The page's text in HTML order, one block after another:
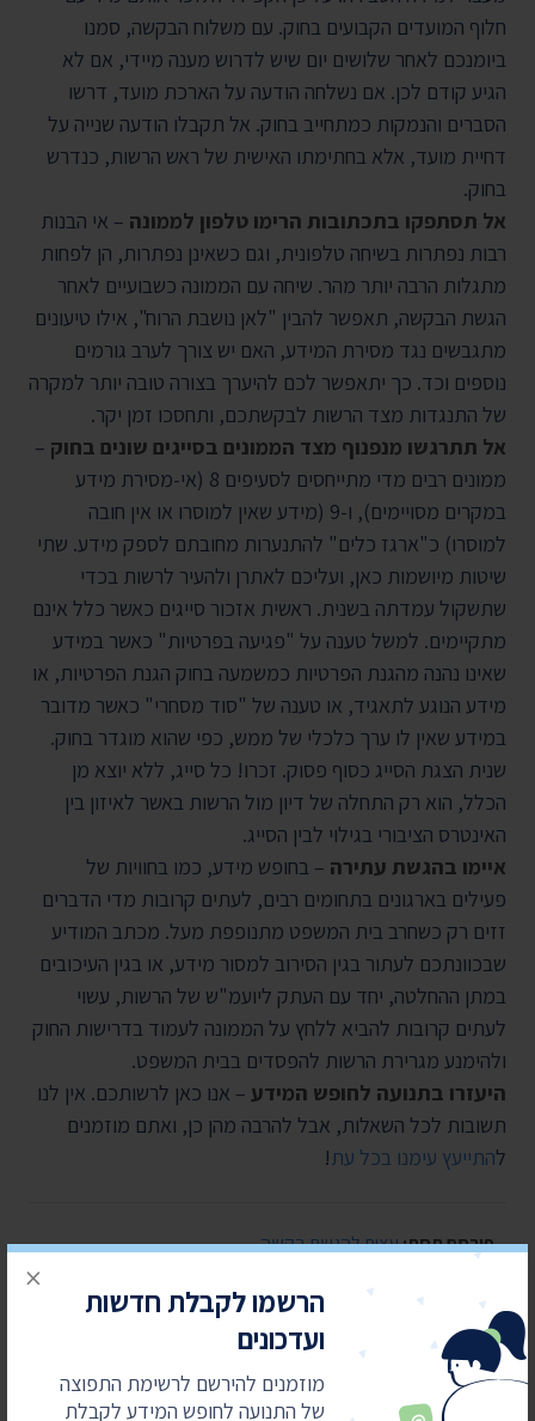
הרשמו לקבלת חדשות
ועדכונים
מוזמנים להירשם לרשימת התפוצה
של התנועה לחופש המידע לקבלת
×
חלוף המועדים הקבועים בחוק. עם משלוח הבקשה, סמנו
ביומנכם לאחר שלושים יום שיש לדרוש מענה מיידי, אם לא
הגיע קודם לכן. אם נשלחה הודעה על הארכת מועד, דרשו
הסברים והנמקות כמתחייב בחוק. אל תקבלו הודעה שנייה על
דחיית מועד, אלא בחתימתו האישית של ראש הרשות, כנדרש
בחוק.
אל תסתפקו בתכתובות הרימו טלפון לממונה – אי הבנות
רבות נפתרות בשיחה טלפונית, וגם כשאינן נפתרות, הן לפחות
מתגלות הרבה יותר מהר. שיחה עם הממונה כשבועיים לאחר
הגשת הבקשה, תאפשר להבין "לאן נושבת הרוח", אילו טיעונים
מתגבשים נגד מסירת המידע, האם יש צורך לערב גורמים
נוספים וכד. כך יתאפשר לכם להיערך בצורה טובה יותר למקרה
של התנגדות מצד הרשות לבקשתכם, ותחסכו זמן יקר.
אל תתרגשו מנפנוף מצד הממונים בסייגים שונים בחוק –
ממונים רבים מדי מתייחסים לסעיפים 8 (אי-מסירת מידע
במקרים מסויימים), ו-9 (מידע שאין למוסרו או אין חובה
למוסרו) כ"ארגז כלים" להתנערות מחובתם לספק מידע. שתי
שיטות מיושמות כאן, ועליכם לאתרן ולהעיר לרשות בכדי
שתשקול עמדתה בשנית. ראשית אזכור סייגים כאשר כלל אינם
מתקיימים. למשל טענה על "פגיעה בפרטיות" כאשר במידע
שאינו נהנה מהגנת הפרטיות כמשמעה בחוק הגנת הפרטיות, או
מידע הנוגע לתאגיד, או טענה של "סוד מסחרי" כאשר מדובר
במידע שאין לו ערך כלכלי של ממש, כפי שהוא מוגדר בחוק.
שנית הצגת הסייג כסוף פסוק. זכרו! כל סייג, ללא יוצא מן
הכלל, הוא רק התחלה של דיון מול הרשות באשר לאיזון בין
האינטרס הציבורי בגילוי לבין הסייג.
איימו בהגשת עתירה – בחופש מידע, כמו בחוויות של
פעילים בארגונים בתחומים רבים, לעתים קרובות מדי הדברים
זזים רק כשחרב בית המשפט מתנופפת מעל. מכתב המודיע
שבכוונתכם לעתור בגין הסירוב למסור מידע, או בגין העיכובים
במתן ההחלטה, יחד עם העתק ליועמ"ש של הרשות, עשוי
לעתים קרובות להביא ללחץ על הממונה לעמוד בדרישות החוק
ולהימנע מגרירת הרשות להפסדים בבית המשפט.
היעזרו בתנועה לחופש המידע – אנו כאן לרשותכם. אין לנו
תשובות לכל השאלות, אבל להרבה מהן כן, ואתם מוזמנים
להתייעץ עימנו בכל עת!
פורסם תחת:עצות להגשת בקשה
עזרו לנו להמשיך להילחם על המידע
בואו לעגל לטובה לתנועה